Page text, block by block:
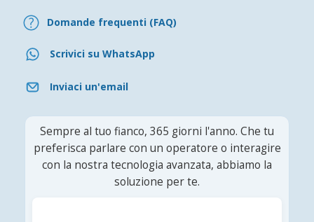
Domande frequenti (FAQ)
Scrivici su WhatsApp
Inviaci un'email
Sempre al tuo fianco, 365 giorni l'anno. Che tu
preferisca parlare con un operatore o interagire
con la nostra tecnologia avanzata, abbiamo la
soluzione per te.